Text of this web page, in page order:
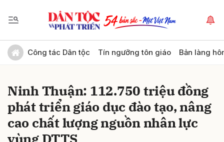
Công tác Dân tộc Tín ngưỡng tôn giáo Bản làng
Ninh Thuận: 112.750 triệu đồng
phát triển giáo dục đào tạo, nâng
cao chất lượng nguồn nhân lực
vùng DTTS
Gửi bình luận